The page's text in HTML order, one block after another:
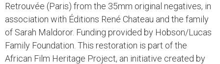
Retrouvée (Paris) from the 35mm original negatives, in
association with Éditions René Chateau and the family
of Sarah Maldoror. Funding provided by Hobson/Lucas
Family Foundation. This restoration is part of the
African Film Heritage Project, an initiative created by